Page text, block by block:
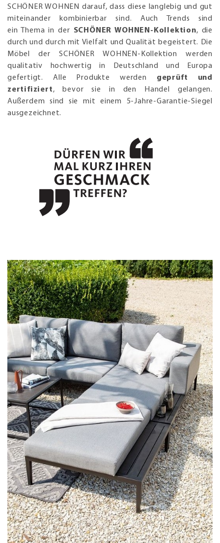
SCHÖNER WOHNEN darauf, dass diese langlebig und gut
miteinander kombinierbar sind. Auch Trends sind
ein Thema in der SCHÖNER WOHNEN-Kollektion, die
durch und durch mit Vielfalt und Qualität begeistert. Die
Möbel der SCHÖNER WOHNEN-Kollektion werden
qualitativ hochwertig in Deutschland und Europa
gefertigt. Alle Produkte werden geprüft und
zertifiziert, bevor sie in den Handel gelangen.
Außerdem sind sie mit einem 5-Jahre-Garantie-Siegel
ausgezeichnet.